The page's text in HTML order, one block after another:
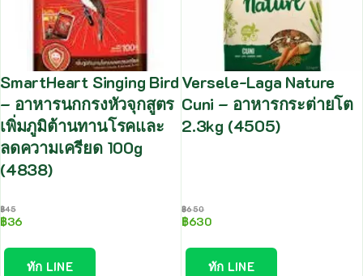
SmartHeart Singing Bird
– อาหารนกกรงหัวจุกสูตร
เพิ่มภูมิต้านทานโรคและ
ลดความเครียด 100g
(4838)
฿45
฿36
ทัก LINE
Versele-Laga Nature
Cuni – อาหารกระต่ายโต
2.3kg (4505)
฿650
฿630
ทัก LINE